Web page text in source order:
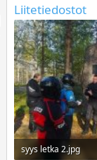
Liitetiedostot
syys letka 2.jpg